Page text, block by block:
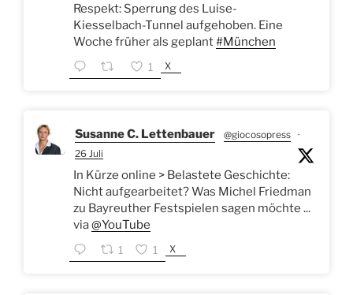
Respekt: Sperrung des Luise-
Kiesselbach-Tunnel aufgehoben. Eine
Woche früher als geplant#München
1 X
Susanne C. Lettenbauer @giocosopress ·
26 Juli
In Kürze online > Belastete Geschichte:
Nicht aufgearbeitet? Was Michel Friedman
zu Bayreuther Festspielen sagen möchte ...
via@YouTube
1 1 X